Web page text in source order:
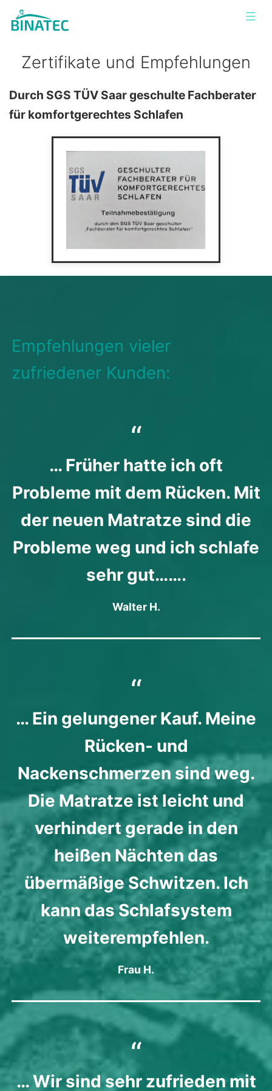
Zum
Inhalt
springen
Binatec
Schlafsysteme
Zertifikate und Empfehlungen
Durch SGS TÜV Saar geschulte Fachberater
für komfortgerechtes Schlafen
Empfehlungen vieler
zufriedener Kunden:
… Früher hatte ich oft
Probleme mit dem Rücken. Mit
der neuen Matratze sind die
Probleme weg und ich schlafe
sehr gut…….
Walter H.
… Ein gelungener Kauf. Meine
Rücken- und
Nackenschmerzen sind weg.
Die Matratze ist leicht und
verhindert gerade in den
heißen Nächten das
übermäßige Schwitzen. Ich
kann das Schlafsystem
weiterempfehlen.
Frau H.
… Wir sind sehr zufrieden mit